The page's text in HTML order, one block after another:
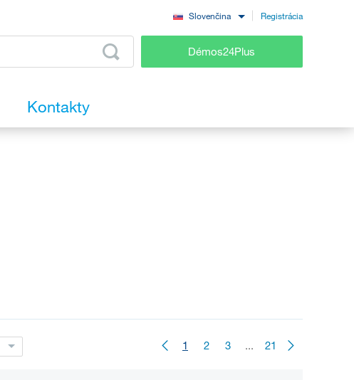
Slovenčina Registrácia
Démos24Plus
Kontakty
1 2 3 ... 21